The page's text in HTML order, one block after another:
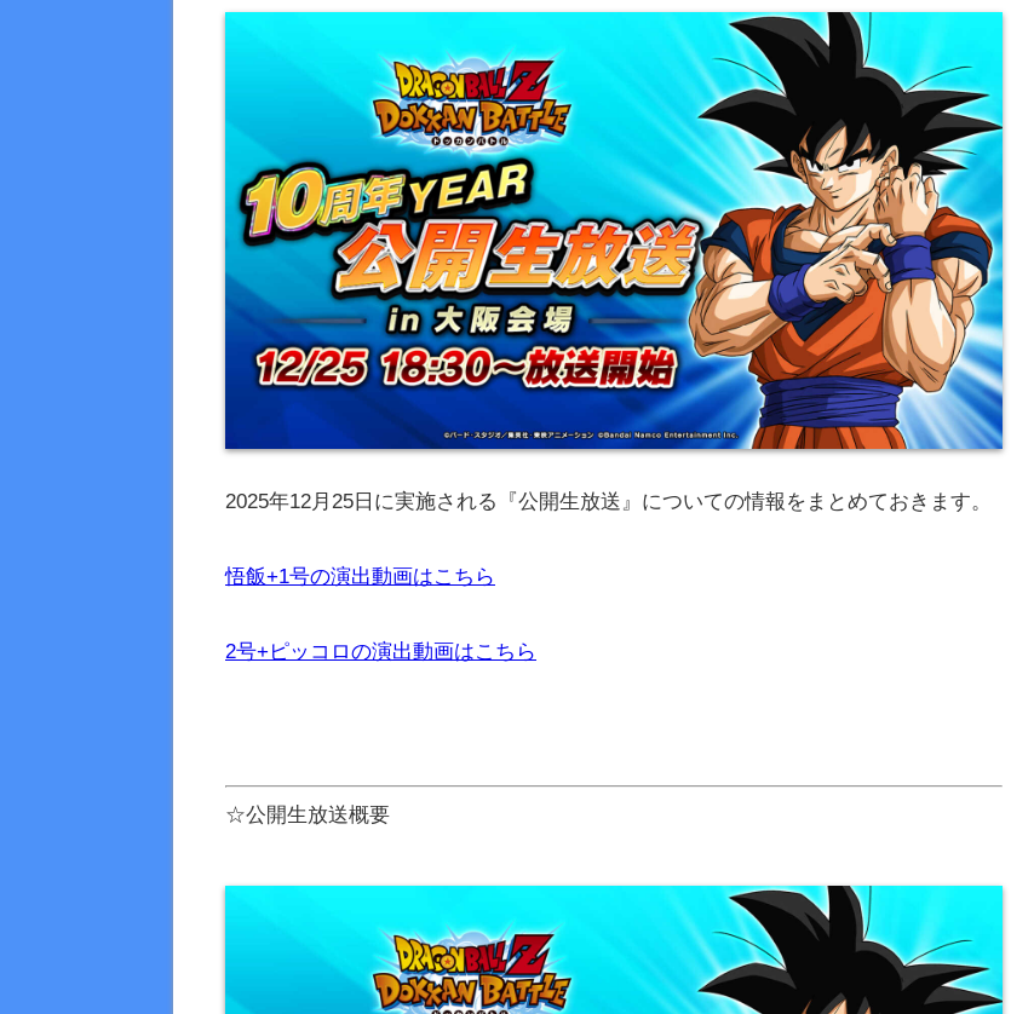
2025年12月25日に実施される『公開生放送』についての情報をまとめておきます。
悟飯+1号の演出動画はこちら
2号+ピッコロの演出動画はこちら
☆公開生放送概要